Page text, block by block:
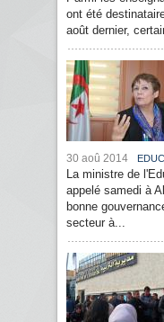
ont été
août dernier,
30 aoû 2014
La ministre de
appelé samedi à
bonne
secteur à...